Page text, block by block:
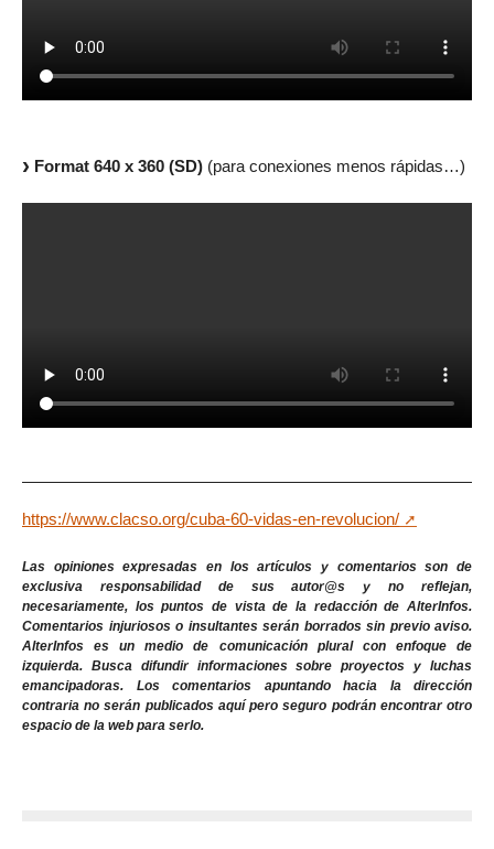
Format 640 x 360 (SD) (para conexiones menos rápidas…)
https://www.clacso.org/cuba-60-vidas-en-revolucion/
Las opiniones expresadas en los artículos y comentarios son de
exclusiva responsabilidad de sus autor@s y no reflejan,
necesariamente, los puntos de vista de la redacción de AlterInfos.
Comentarios injuriosos o insultantes serán borrados sin previo aviso.
AlterInfos es un medio de comunicación plural con enfoque de
izquierda. Busca difundir informaciones sobre proyectos y luchas
emancipadoras. Los comentarios apuntando hacia la dirección
contraria no serán publicados aquí pero seguro podrán encontrar otro
espacio de la web para serlo.